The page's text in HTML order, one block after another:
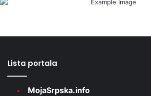
Lista portala
MojaSrpska.info